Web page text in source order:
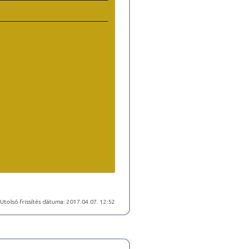
Utolsó frissítés dátuma: 2017.04.07. 12:52